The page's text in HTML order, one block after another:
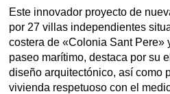
Este innovador proyecto de
por 27 villas independientes
costera de «Colonia Sant Pere»
paseo marítimo, destaca por su
diseño arquitectónico, así como
vivienda respetuoso con el